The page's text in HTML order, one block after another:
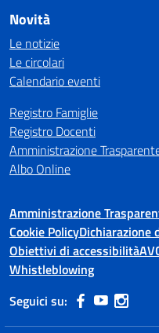
Novità
Le notizie
Le circolari
Calendario eventi
Registro Famiglie
Registro Docenti
Amministrazione
Albo Online
Amministrazione
Cookie PolicyDichiarazione
Obiettivi di accessibilità
Whistleblowing
Seguici su: